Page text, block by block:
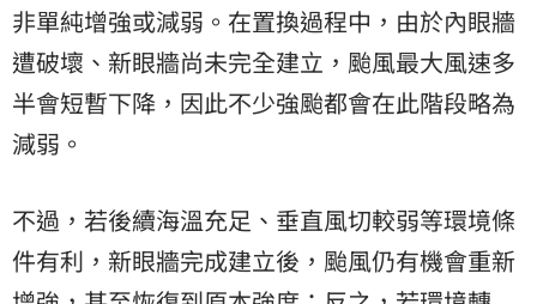
非單純增強或減弱。在置換過程中，由於內眼牆
遭破壞、新眼牆尚未完全建立，颱風最大風速多
半會短暫下降，因此不少強颱都會在此階段略為
減弱。
不過，若後續海溫充足、垂直風切較弱等環境條
件有利，新眼牆完成建立後，颱風仍有機會重新